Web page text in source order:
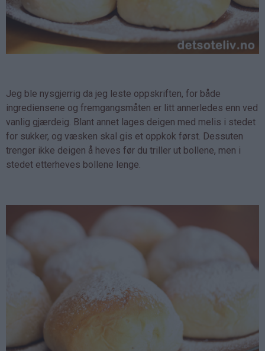
Jeg ble nysgjerrig da jeg leste oppskriften, for både
ingrediensene og fremgangsmåten er litt annerledes enn ved
vanlig gjærdeig. Blant annet lages deigen med melis i stedet
for sukker, og væsken skal gis et oppkok først. Dessuten
trenger ikke deigen å heves før du triller ut bollene, men i
stedet etterheves bollene lenge.